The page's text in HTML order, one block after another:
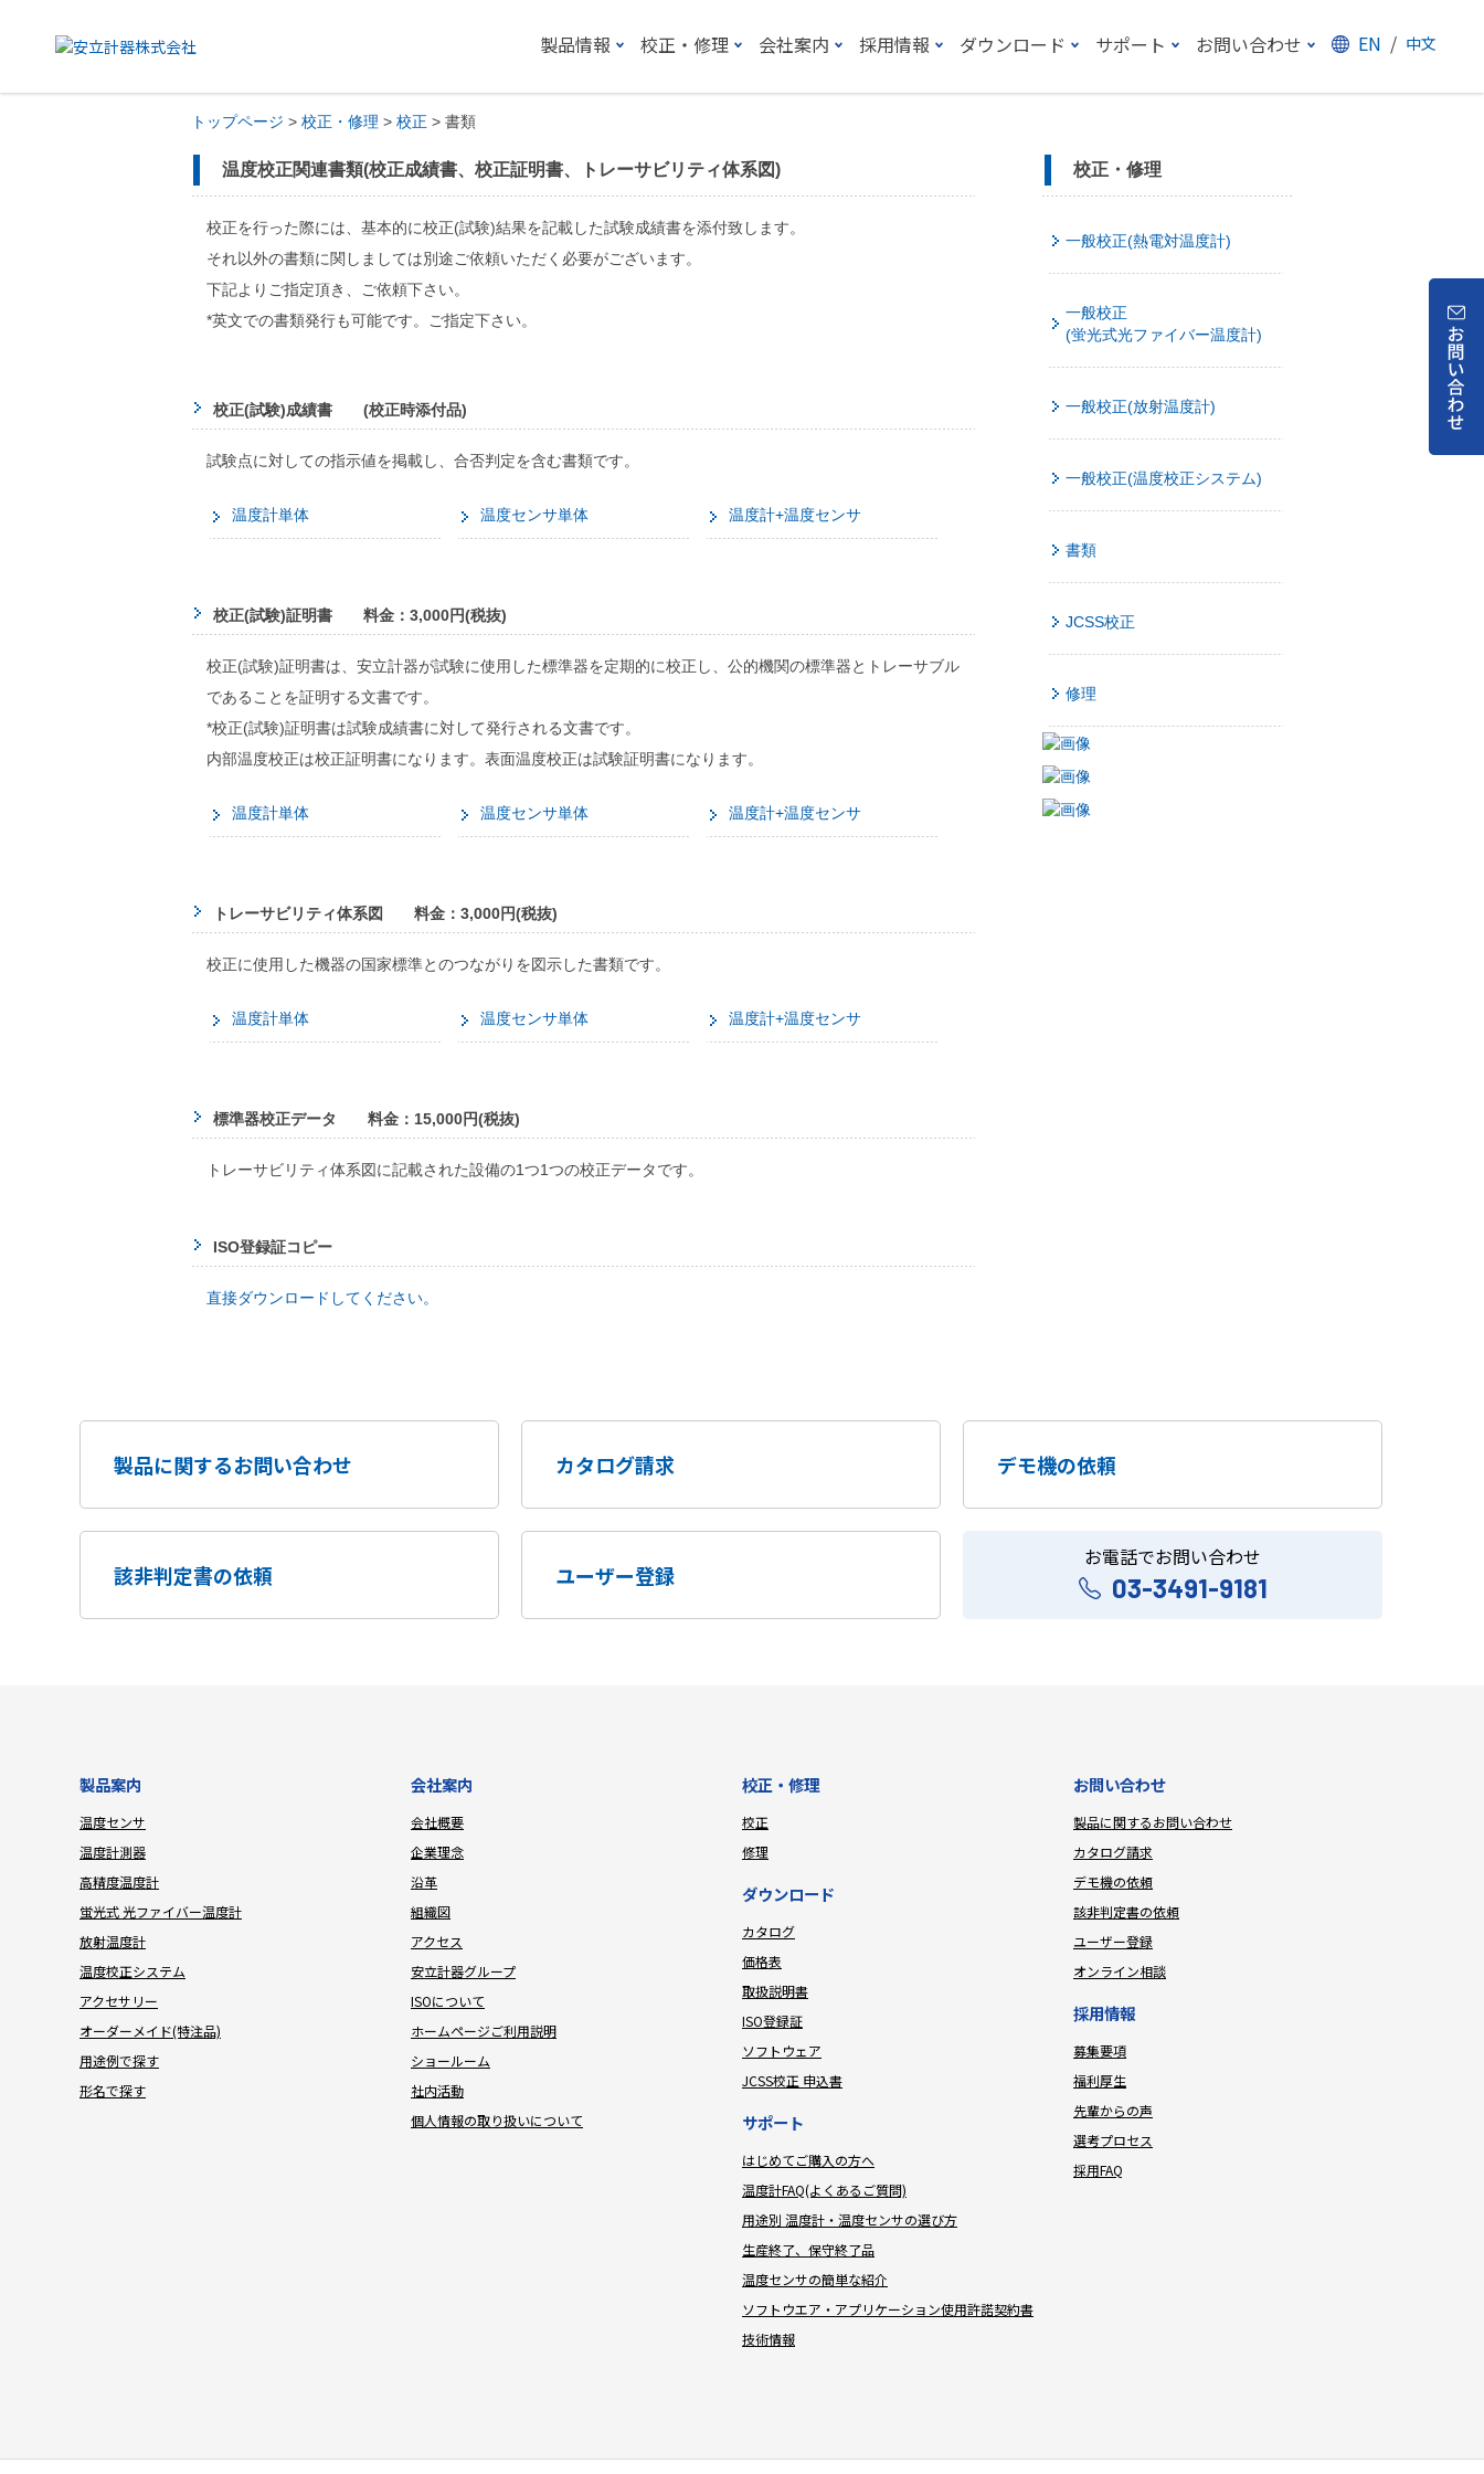
製品情報 校正・修理 会社案内 採用情報 ダウンロード サポート お問い合わせ EN / 中文
トップページ > 校正・修理 > 校正 > 書類
温度校正関連書類(校正成績書、校正証明書、トレーサビリティ体系図)
校正を行った際には、基本的に校正(試験)結果を記載した試験成績書を添付致します。
それ以外の書類に関しましては別途ご依頼いただく必要がございます。
下記よりご指定頂き、ご依頼下さい。
*英文での書類発行も可能です。ご指定下さい。
校正(試験)成績書 (校正時添付品)
試験点に対しての指示値を掲載し、合否判定を含む書類です。
温度計単体 温度センサ単体 温度計+温度センサ
校正(試験)証明書 料金：3,000円(税抜)
校正(試験)証明書は、安立計器が試験に使用した標準器を定期的に校正し、公的機関の標準器とトレーサブル
であることを証明する文書です。
*校正(試験)証明書は試験成績書に対して発行される文書です。
内部温度校正は校正証明書になります。表面温度校正は試験証明書になります。
温度計単体 温度センサ単体 温度計+温度センサ
トレーサビリティ体系図 料金：3,000円(税抜)
校正に使用した機器の国家標準とのつながりを図示した書類です。
温度計単体 温度センサ単体 温度計+温度センサ
標準器校正データ 料金：15,000円(税抜)
トレーサビリティ体系図に記載された設備の1つ1つの校正データです。
ISO登録証コピー
直接ダウンロードしてください。
校正・修理
一般校正(熱電対温度計)
一般校正
(蛍光式光ファイバー温度計)
一般校正(放射温度計)
一般校正(温度校正システム)
書類
JCSS校正
修理
製品に関するお問い合わせ カタログ請求 デモ機の依頼
該非判定書の依頼 ユーザー登録
お電話でお問い合わせ
03-3491-9181
製品案内
温度センサ
温度計測器
高精度温度計
蛍光式 光ファイバー温度計
放射温度計
温度校正システム
アクセサリー
オーダーメイド(特注品)
用途例で探す
形名で探す
会社案内
会社概要
企業理念
沿革
組織図
アクセス
安立計器グループ
ISOについて
ホームページご利用説明
ショールーム
社内活動
個人情報の取り扱いについて
校正・修理
校正
修理
ダウンロード
カタログ
価格表
取扱説明書
ISO登録証
ソフトウェア
JCSS校正 申込書
サポート
はじめてご購入の方へ
温度計FAQ(よくあるご質問)
用途別 温度計・温度センサの選び方
生産終了、保守終了品
温度センサの簡単な紹介
ソフトウエア・アプリケーション使用許諾契約書
技術情報
お問い合わせ
製品に関するお問い合わせ
カタログ請求
デモ機の依頼
該非判定書の依頼
ユーザー登録
オンライン相談
採用情報
募集要項
福利厚生
先輩からの声
選考プロセス
採用FAQ